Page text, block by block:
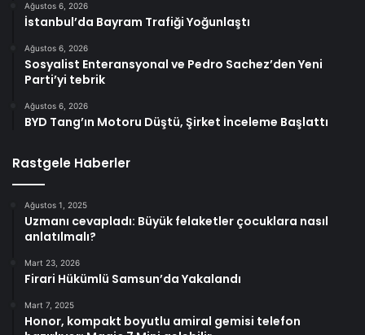
Ağustos 6, 2026
İstanbul’da Bayram Trafiği Yoğunlaştı
Ağustos 6, 2026
Sosyalist Enteransyonal ve Pedro Sachez’den Yeni
Parti’yi tebrik
Ağustos 6, 2026
BYD Tang’ın Motoru Düştü, Şirket İnceleme Başlattı
Rastgele Haberler
Ağustos 1, 2025
Uzmanı cevapladı: Büyük felaketler çocuklara nasıl
anlatılmalı?
Mart 23, 2026
Firari Hükümlü Samsun’da Yakalandı
Mart 7, 2025
Honor, kompakt boyutlu amiral gemisi telefon